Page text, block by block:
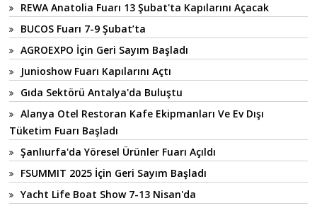
REWA Anatolia Fuarı 13 Şubat'ta Kapılarını Açacak
BUCOS Fuarı 7-9 Şubat’ta
AGROEXPO İçin Geri Sayım Başladı
Junioshow Fuarı Kapılarını Açtı
Gıda Sektörü Antalya'da Buluştu
Alanya Otel Restoran Kafe Ekipmanları Ve Ev Dışı
Tüketim Fuarı Başladı
Şanlıurfa'da Yöresel Ürünler Fuarı Açıldı
FSUMMIT 2025 İçin Geri Sayım Başladı
Yacht Life Boat Show 7-13 Nisan'da